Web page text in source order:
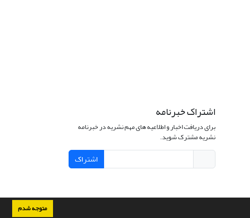
متوجه شدم
اشتراک خبرنامه
برای دریافت اخبار و اطلاعیه های مهم نشریه در خبرنامه
نشریه مشترک شوید.
اشتراک